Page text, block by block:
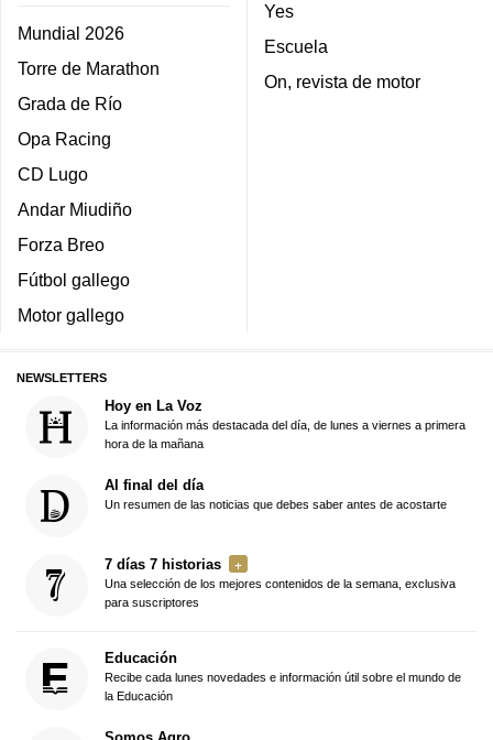
Mundial 2026
Torre de Marathon
Grada de Río
Opa Racing
CD Lugo
Andar Miudiño
Forza Breo
Fútbol gallego
Motor gallego
Yes
Escuela
On, revista de motor
NEWSLETTERS
Hoy en La Voz
La información más destacada del día, de lunes a viernes a primera
hora de la mañana
Al final del día
Un resumen de las noticias que debes saber antes de acostarte
7 días 7 historias
Una selección de los mejores contenidos de la semana, exclusiva
para suscriptores
Educación
Recibe cada lunes novedades e información útil sobre el mundo de
la Educación
Somos Agro